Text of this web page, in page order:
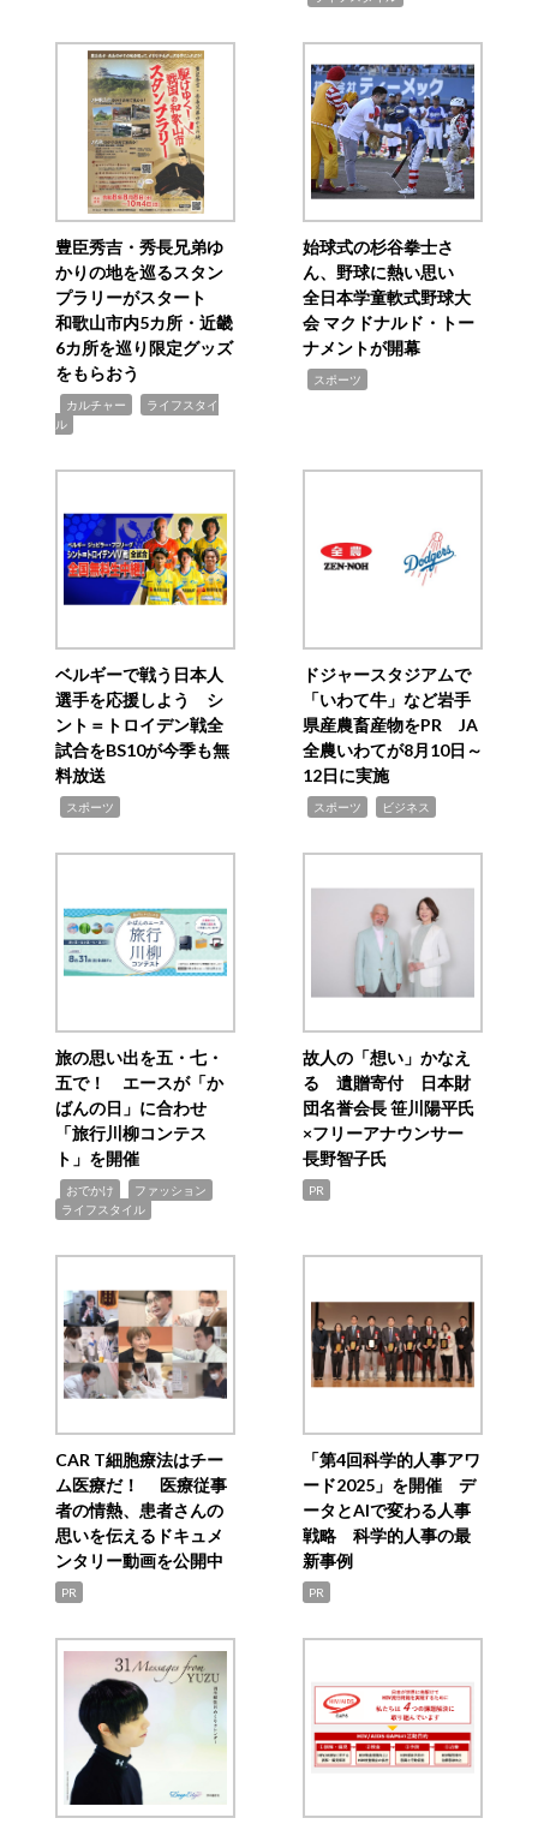
豊臣秀吉・秀長兄弟ゆ
かりの地を巡るスタン
プラリーがスタート
和歌山市内5カ所・近畿
6カ所を巡り限定グッズ
をもらおう
カルチャー
ライフスタイ
ル
始球式の杉谷拳士さ
ん、野球に熱い思い
全日本学童軟式野球大
会 マクドナルド・トー
ナメントが開幕
スポーツ
ベルギーで戦う日本人
選手を応援しよう シ
ント＝トロイデン戦全
試合をBS10が今季も無
料放送
スポーツ
ドジャースタジアムで
「いわて牛」など岩手
県産農畜産物をPR JA
全農いわてが8月10日～
12日に実施
スポーツ ビジネス
旅の思い出を五・七・
五で！ エースが「か
ばんの日」に合わせ
「旅行川柳コンテス
ト」を開催
おでかけ ファッション
ライフスタイル
故人の「想い」かなえ
る 遺贈寄付 日本財
団名誉会長 笹川陽平氏
×フリーアナウンサー
長野智子氏
PR
CAR T細胞療法はチー
ム医療だ！ 医療従事
者の情熱、患者さんの
思いを伝えるドキュメ
ンタリー動画を公開中
PR
「第4回科学的人事アワ
ード2025」を開催 デ
ータとAIで変わる人事
戦略 科学的人事の最
新事例
PR